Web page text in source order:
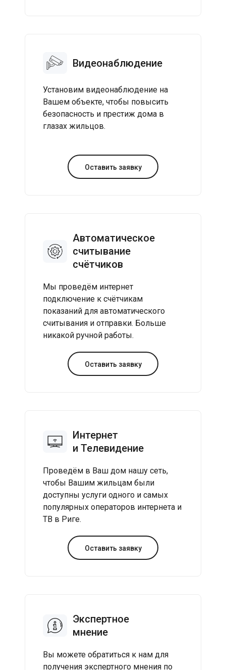
Видеонаблюдение
Установим видеонаблюдение на
Вашем объекте, чтобы повысить
безопасность и престиж дома в
глазах жильцов.
Оставить заявку
Автоматическое
считывание
счётчиков
Мы проведём интернет
подключение к счётчикам
показаний для автоматического
считывания и отправки. Больше
никакой ручной работы.
Оставить заявку
Интернет
и Телевидение
Проведём в Ваш дом нашу сеть,
чтобы Вашим жильцам были
доступны услуги одного и самых
популярных операторов интернета и
ТВ в Риге.
Оставить заявку
Экспертное
мнение
Вы можете обратиться к нам для
получения экспертного мнения по